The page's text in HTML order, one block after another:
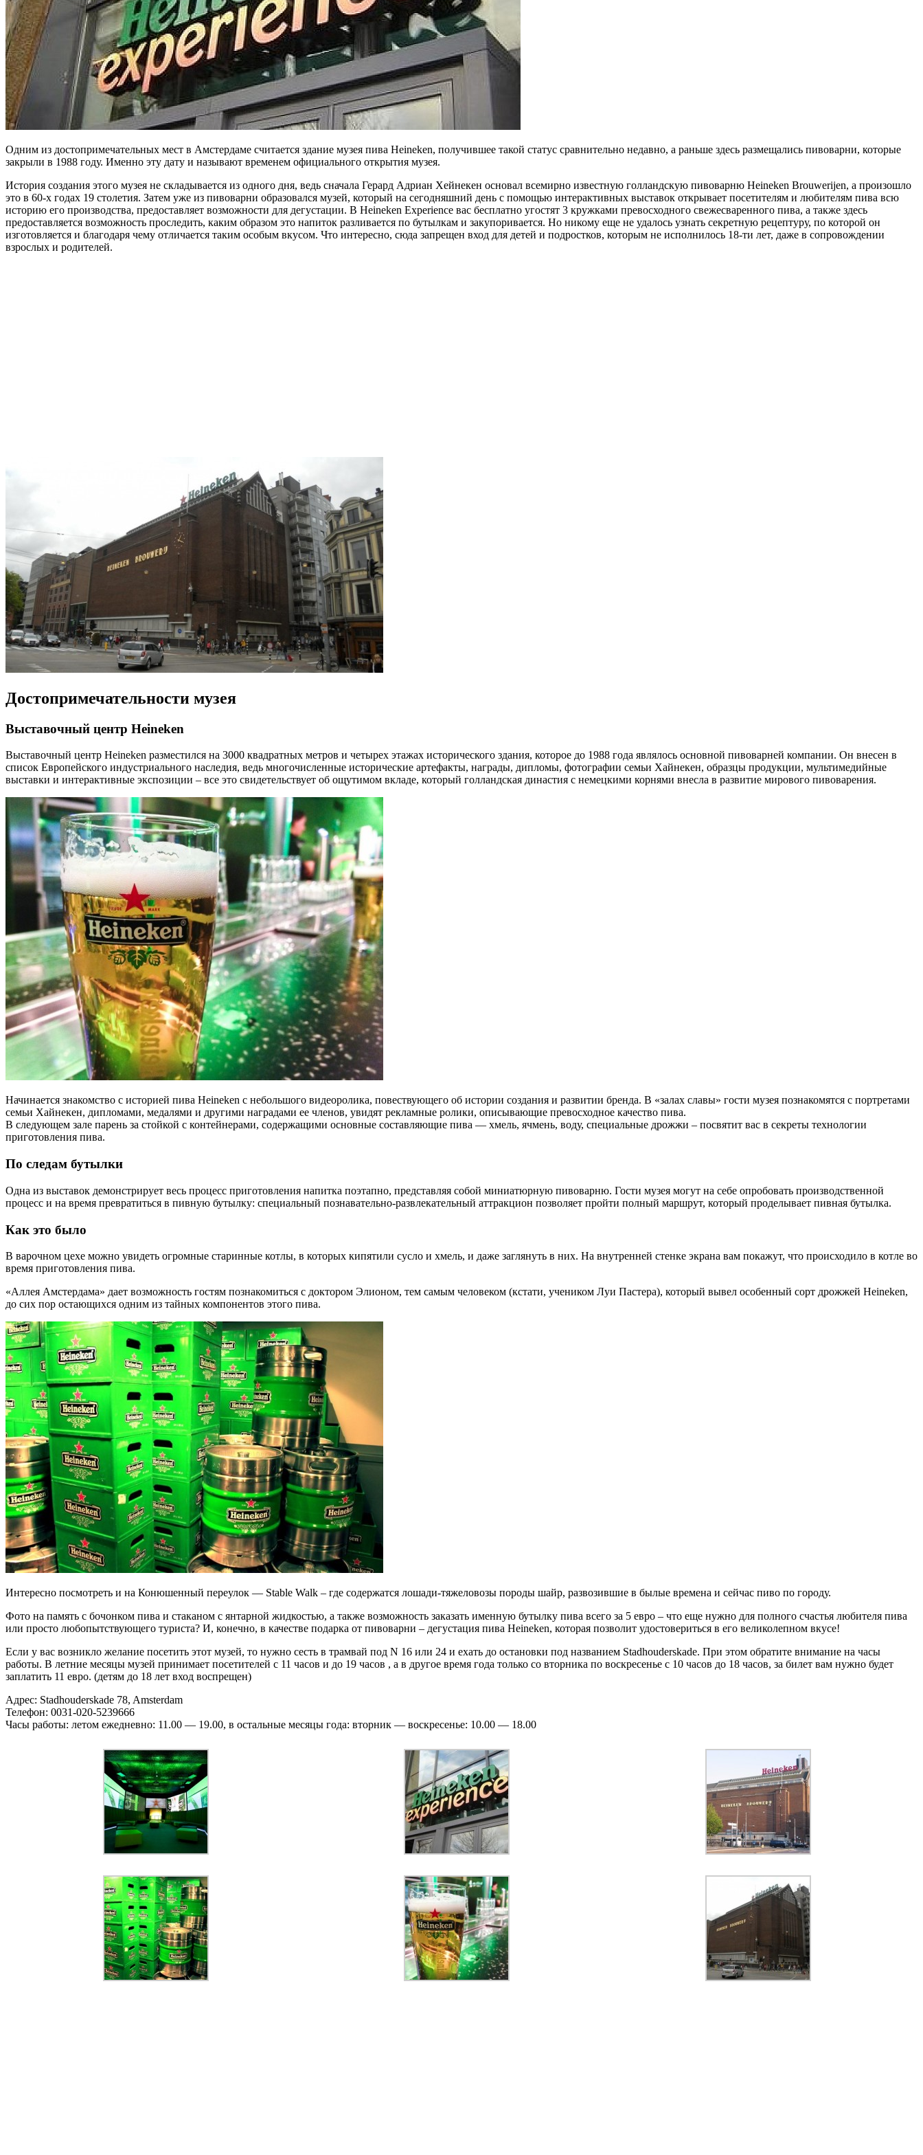
Одним из достопримечательных мест в Амстердаме считается здание музея пива Heineken, получившее такой статус сравнительно недавно, а раньше здесь размещались пивоварни, которые
закрыли в 1988 году. Именно эту дату и называют временем официального открытия музея.
История создания этого музея не складывается из одного дня, ведь сначала Герард Адриан Хейнекен основал всемирно известную голландскую пивоварню Heineken Brouwerijen, а произошло
это в 60-х годах 19 столетия. Затем уже из пивоварни образовался музей, который на сегодняшний день с помощью интерактивных выставок открывает посетителям и любителям пива всю
историю его производства, предоставляет возможности для дегустации. В Heineken Experience вас бесплатно угостят 3 кружками превосходного свежесваренного пива, а также здесь
предоставляется возможность проследить, каким образом это напиток разливается по бутылкам и закупоривается. Но никому еще не удалось узнать секретную рецептуру, по которой он
изготовляется и благодаря чему отличается таким особым вкусом. Что интересно, сюда запрещен вход для детей и подростков, которым не исполнилось 18-ти лет, даже в сопровождении
взрослых и родителей.
Достопримечательности музея
Выставочный центр Heineken
Выставочный центр Heineken разместился на 3000 квадратных метров и четырех этажах исторического здания, которое до 1988 года являлось основной пивоварней компании. Он внесен в
список Европейского индустриального наследия, ведь многочисленные исторические артефакты, награды, дипломы, фотографии семьи Хайнекен, образцы продукции, мультимедийные
выставки и интерактивные экспозиции – все это свидетельствует об ощутимом вкладе, который голландская династия с немецкими корнями внесла в развитие мирового пивоварения.
Начинается знакомство с историей пива Heineken с небольшого видеоролика, повествующего об истории создания и развитии бренда. В «залах славы» гости музея познакомятся с портретами
семьи Хайнекен, дипломами, медалями и другими наградами ее членов, увидят рекламные ролики, описывающие превосходное качество пива.
В следующем зале парень за стойкой с контейнерами, содержащими основные составляющие пива — хмель, ячмень, воду, специальные дрожжи – посвятит вас в секреты технологии
приготовления пива.
По следам бутылки
Одна из выставок демонстрирует весь процесс приготовления напитка поэтапно, представляя собой миниатюрную пивоварню. Гости музея могут на себе опробовать производственной
процесс и на время превратиться в пивную бутылку: специальный познавательно-развлекательный аттракцион позволяет пройти полный маршрут, который проделывает пивная бутылка.
Как это было
В варочном цехе можно увидеть огромные старинные котлы, в которых кипятили сусло и хмель, и даже заглянуть в них. На внутренней стенке экрана вам покажут, что происходило в котле во
время приготовления пива.
«Аллея Амстердама» дает возможность гостям познакомиться с доктором Элионом, тем самым человеком (кстати, учеником Луи Пастера), который вывел особенный сорт дрожжей Heineken,
до сих пор остающихся одним из тайных компонентов этого пива.
Интересно посмотреть и на Конюшенный переулок — Stable Walk – где содержатся лошади-тяжеловозы породы шайр, развозившие в былые времена и сейчас пиво по городу.
Фото на память с бочонком пива и стаканом с янтарной жидкостью, а также возможность заказать именную бутылку пива всего за 5 евро – что еще нужно для полного счастья любителя пива
или просто любопытствующего туриста? И, конечно, в качестве подарка от пивоварни – дегустация пива Heineken, которая позволит удостовериться в его великолепном вкусе!
Если у вас возникло желание посетить этот музей, то нужно сесть в трамвай под N 16 или 24 и ехать до остановки под названием Stadhouderskade. При этом обратите внимание на часы
работы. В летние месяцы музей принимает посетителей с 11 часов и до 19 часов , а в другое время года только со вторника по воскресенье с 10 часов до 18 часов, за билет вам нужно будет
заплатить 11 евро. (детям до 18 лет вход воспрещен)
Адрес: Stadhouderskade 78, Amsterdam
Телефон: 0031-020-5239666
Часы работы: летом ежедневно: 11.00 — 19.00, в остальные месяцы года: вторник — воскресенье: 10.00 — 18.00